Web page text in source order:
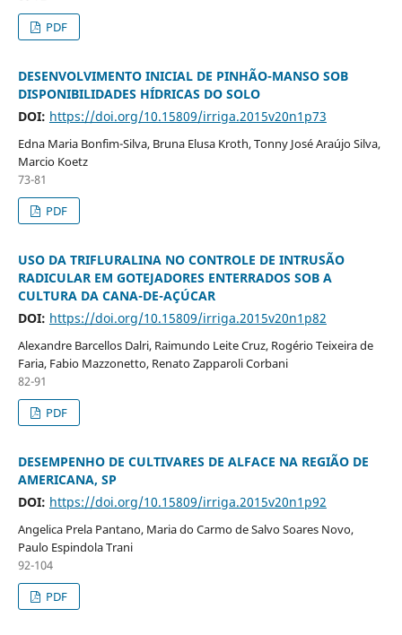
PDF
DESENVOLVIMENTO INICIAL DE PINHÃO-MANSO SOB
DISPONIBILIDADES HÍDRICAS DO SOLO
DOI: https://doi.org/10.15809/irriga.2015v20n1p73
Edna Maria Bonfim-Silva, Bruna Elusa Kroth, Tonny José Araújo Silva,
Marcio Koetz
73-81
PDF
USO DA TRIFLURALINA NO CONTROLE DE INTRUSÃO
RADICULAR EM GOTEJADORES ENTERRADOS SOB A
CULTURA DA CANA-DE-AÇÚCAR
DOI: https://doi.org/10.15809/irriga.2015v20n1p82
Alexandre Barcellos Dalri, Raimundo Leite Cruz, Rogério Teixeira de
Faria, Fabio Mazzonetto, Renato Zapparoli Corbani
82-91
PDF
DESEMPENHO DE CULTIVARES DE ALFACE NA REGIÃO DE
AMERICANA, SP
DOI: https://doi.org/10.15809/irriga.2015v20n1p92
Angelica Prela Pantano, Maria do Carmo de Salvo Soares Novo,
Paulo Espindola Trani
92-104
PDF